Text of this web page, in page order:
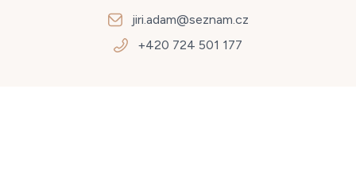
jiri.adam@seznam.cz
+420 724 501 177